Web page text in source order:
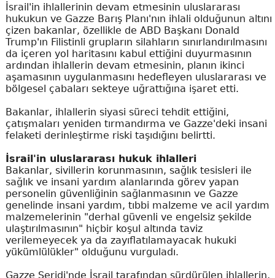
İsrail'in ihlallerinin devam etmesinin uluslararası
hukukun ve Gazze Barış Planı'nın ihlali olduğunun altını
çizen bakanlar, özellikle de ABD Başkanı Donald
Trump'ın Filistinli grupların silahların sınırlandırılmasını
da içeren yol haritasını kabul ettiğini duyurmasının
ardından ihlallerin devam etmesinin, planın ikinci
aşamasının uygulanmasını hedefleyen uluslararası ve
bölgesel çabaları sekteye uğrattığına işaret etti.
Bakanlar, ihlallerin siyasi süreci tehdit ettiğini,
çatışmaları yeniden tırmandırma ve Gazze'deki insani
felaketi derinleştirme riski taşıdığını belirtti.
İsrail'in uluslararası hukuk ihlalleri
Bakanlar, sivillerin korunmasının, sağlık tesisleri ile
sağlık ve insani yardım alanlarında görev yapan
personelin güvenliğinin sağlanmasının ve Gazze
genelinde insani yardım, tıbbi malzeme ve acil yardım
malzemelerinin "derhal güvenli ve engelsiz şekilde
ulaştırılmasının" hiçbir koşul altında taviz
verilemeyecek ya da zayıflatılamayacak hukuki
yükümlülükler" olduğunu vurguladı.
Gazze Şeridi'nde İsrail tarafından sürdürülen ihlallerin,